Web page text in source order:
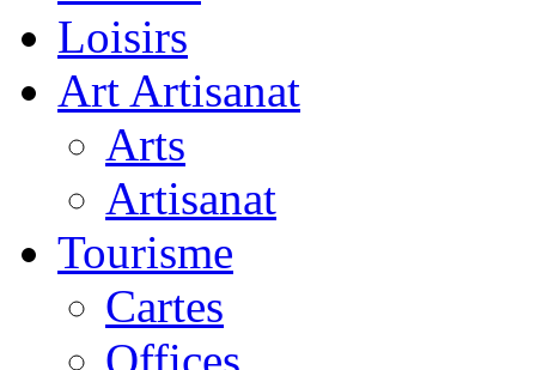
Loisirs
Art Artisanat
Arts
Artisanat
Tourisme
Cartes